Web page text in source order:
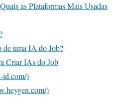
as Plataformas Mais Usadas
de uma IA do Job?
Criar IAs do Job
id.com/)
)